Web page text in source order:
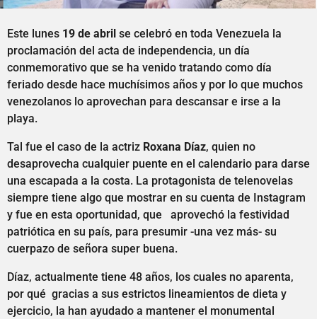
Este lunes 19 de abril se celebró en toda Venezuela la
proclamación del acta de independencia, un día
conmemorativo que se ha venido tratando como día
feriado desde hace muchísimos años y por lo que muchos
venezolanos lo aprovechan para descansar e irse a la
playa.
Tal fue el caso de la actriz Roxana Díaz, quien no
desaprovecha cualquier puente en el calendario para darse
una escapada a la costa. La protagonista de telenovelas
siempre tiene algo que mostrar en su cuenta de Instagram
y fue en esta oportunidad, que aprovechó la festividad
patriótica en su país, para presumir -una vez más- su
cuerpazo de señora super buena.
Díaz, actualmente tiene 48 años, los cuales no aparenta,
por qué gracias a sus estrictos lineamientos de dieta y
ejercicio, la han ayudado a mantener el monumental